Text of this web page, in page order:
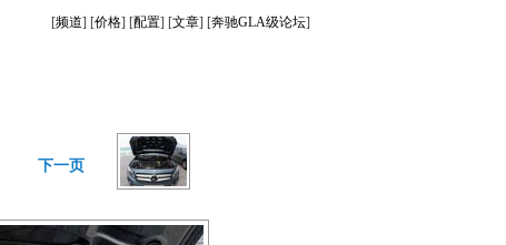
[频道] [价格] [配置] [文章] [奔驰GLA级论坛]
下一页